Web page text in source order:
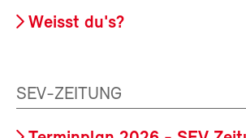
Weisst du's?
SEV-ZEITUNG